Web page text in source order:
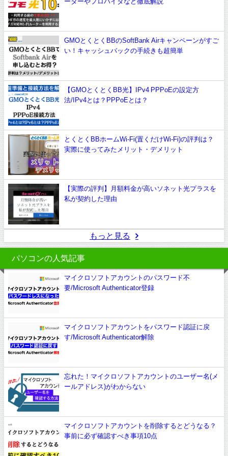
GMOとくとくBBのSoftBank Airキャンペーンがすご
い！キャッシュバックの手続きも超簡単
【GMOとくとくBB光】IPv4 PPPoEの設定方
法/IPv4とは？PPPoEとは？
とくとくBBホームWi-Fi(置くだけWi-Fi)の評判は？
実際に使ってみたメリット・デメリット
【実際の評判】月額料金が高いソネット光プラスを
私が契約した理由
もっと見る
パソコンの人気記事
マイクロソフトアカウントのパスワード不
要/Microsoft Authenticator登録
マイクロソフトアカウントをパスワード認証に戻
す/Microsoft Authenticator解除
忘れた！マイクロソフトアカウントのユーザー名(メ
ールアドレス)がわからない
マイクロソフトアカウントを削除するとどうなる？
事前に必ず確認すべき事項10点